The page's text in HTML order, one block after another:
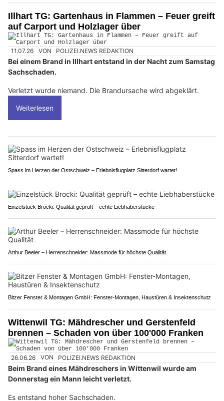
Illhart TG: Gartenhaus in Flammen – Feuer greift
auf Carport und Holzlager über
11.07.26 VON POLIZEI.NEWS REDAKTION
Bei einem Brand in Illhart entstand in der Nacht zum Samstag
Sachschaden.
Verletzt wurde niemand. Die Brandursache wird abgeklärt.
Weiterlesen
Spass im Herzen der Ostschweiz – Erlebnisflugplatz Sitterdorf wartet!
Einzelstück Brocki: Qualität geprüft – echte Liebhaberstücke
Arthur Beeler – Herrenschneider: Massmode für höchste Qualität
Bitzer Fenster & Montagen GmbH: Fenster-Montagen, Haustüren & Insektenschutz
Wittenwil TG: Mähdrescher und Gerstenfeld
brennen – Schaden von über 100'000 Franken
26.06.26 VON POLIZEI.NEWS REDAKTION
Beim Brand eines Mähdreschers in Wittenwil wurde am
Donnerstag ein Mann leicht verletzt.
Es entstand hoher Sachschaden.